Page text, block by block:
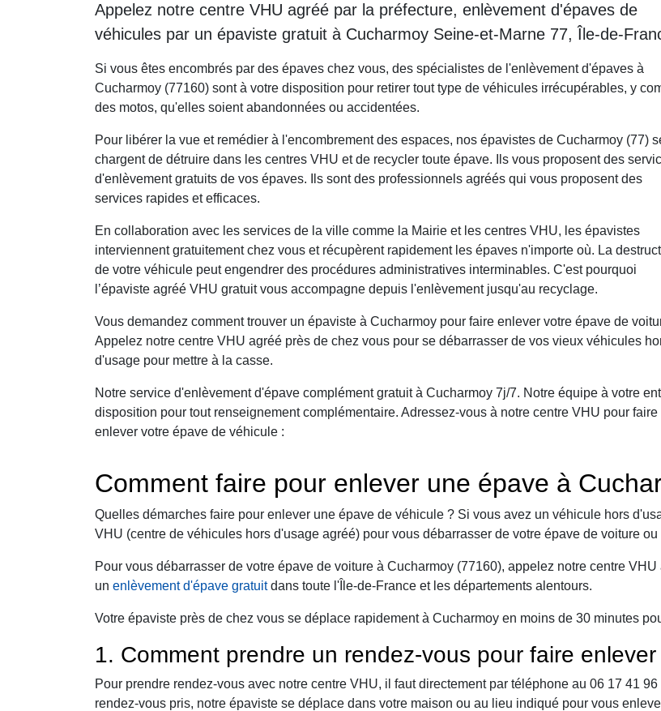
Appelez notre centre VHU agréé par la préfecture, enlèvement d'épaves de
véhicules par un épaviste gratuit à Cucharmoy Seine-et-Marne 77, Île-de-
Si vous êtes encombrés par des épaves chez vous, des spécialistes de l'enlèvement d'épaves à
Cucharmoy (77160) sont à votre disposition pour retirer tout type de véhicules irrécupérables, y
des motos, qu'elles soient abandonnées ou accidentées.
Pour libérer la vue et remédier à l'encombrement des espaces, nos épavistes de Cucharmoy (77)
chargent de détruire dans les centres VHU et de recycler toute épave. Ils vous proposent des
d'enlèvement gratuits de vos épaves. Ils sont des professionnels agréés qui vous proposent des
services rapides et efficaces.
En collaboration avec les services de la ville comme la Mairie et les centres VHU, les épavistes
interviennent gratuitement chez vous et récupèrent rapidement les épaves n'importe où. La
de votre véhicule peut engendrer des procédures administratives interminables. C'est pourquoi
l’épaviste agréé VHU gratuit vous accompagne depuis l'enlèvement jusqu'au recyclage.
Vous demandez comment trouver un épaviste à Cucharmoy pour faire enlever votre épave de
Appelez notre centre VHU agréé près de chez vous pour se débarrasser de vos vieux véhicules
d'usage pour mettre à la casse.
Notre service d'enlèvement d'épave complément gratuit à Cucharmoy 7j/7. Notre équipe à votre
disposition pour tout renseignement complémentaire. Adressez-vous à notre centre VHU pour faire
enlever votre épave de véhicule :
Comment faire pour enlever une épave à
Quelles démarches faire pour enlever une épave de véhicule ? Si vous avez un véhicule hors
VHU (centre de véhicules hors d'usage agréé) pour vous débarrasser de votre épave de voiture ou
Pour vous débarrasser de votre épave de voiture à Cucharmoy (77160), appelez notre centre
un enlèvement d'épave gratuitdans toute l'Île-de-France et les départements alentours.
Votre épaviste près de chez vous se déplace rapidement à Cucharmoy en moins de 30 minutes
1. Comment prendre un rendez-vous pour faire
Pour prendre rendez-vous avec notre centre VHU, il faut directement par téléphone au 06 17 41
rendez-vous pris, notre épaviste se déplace dans votre maison ou au lieu indiqué pour vous